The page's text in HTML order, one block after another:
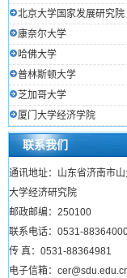
北京大学国家发展研究院
康奈尔大学
哈佛大学
普林斯顿大学
芝加哥大学
厦门大学经济学院
联系我们
通讯地址：山东省济南市
大学经济研究院
邮政邮编：250100
联系电话：0531-
传 真：0531-88364981
电子信箱：